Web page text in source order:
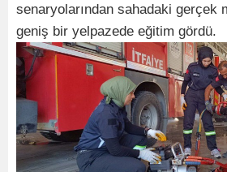
senaryolarından sahadaki gerçek
geniş bir yelpazede eğitim gördü.